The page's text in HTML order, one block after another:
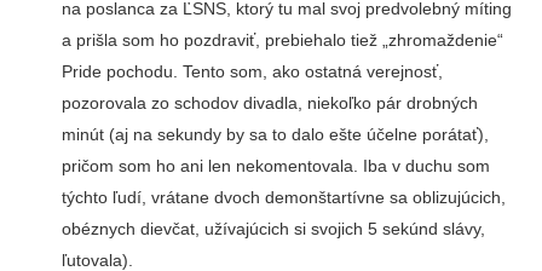
na poslanca za ĽSNS, ktorý tu mal svoj predvolebný míting
a prišla som ho pozdraviť, prebiehalo tiež „zhromaždenie“
Pride pochodu. Tento som, ako ostatná verejnosť,
pozorovala zo schodov divadla, niekoľko pár drobných
minút (aj na sekundy by sa to dalo ešte účelne porátať),
pričom som ho ani len nekomentovala. Iba v duchu som
týchto ľudí, vrátane dvoch demonštartívne sa oblizujúcich,
obéznych dievčat, užívajúcich si svojich 5 sekúnd slávy,
ľutovala).